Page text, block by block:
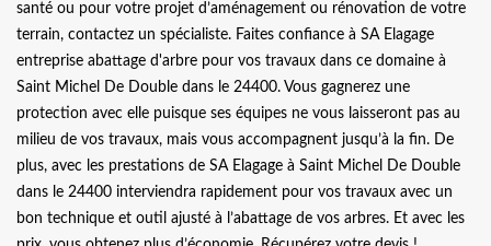
santé ou pour votre projet d’aménagement ou rénovation de votre
terrain, contactez un spécialiste. Faites confiance à SA Elagage
entreprise abattage d'arbre pour vos travaux dans ce domaine à
Saint Michel De Double dans le 24400. Vous gagnerez une
protection avec elle puisque ses équipes ne vous laisseront pas au
milieu de vos travaux, mais vous accompagnent jusqu’à la fin. De
plus, avec les prestations de SA Elagage à Saint Michel De Double
dans le 24400 interviendra rapidement pour vos travaux avec un
bon technique et outil ajusté à l’abattage de vos arbres. Et avec les